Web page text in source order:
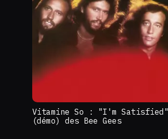
Vitamine So : "I'm Satisfied"
(démo) des Bee Gees